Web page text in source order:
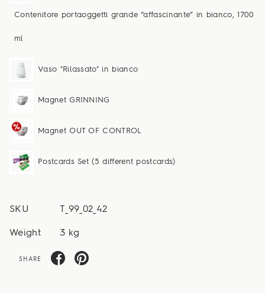
Contenitore portaoggetti grande “affascinante” in bianco, 1700
ml
Vaso "Rilassato" in bianco
Magnet GRINNING
Magnet OUT OF CONTROL
Postcards Set (5 different postcards)
SKU T_99_02_42
Weight 3 kg
SHARE